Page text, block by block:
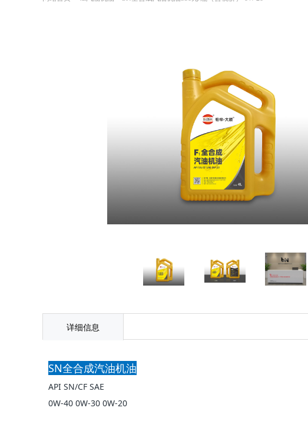
详细信息
SN全合成汽油机油
API SN/CF SAE
0W-40 0W-30 0W-20